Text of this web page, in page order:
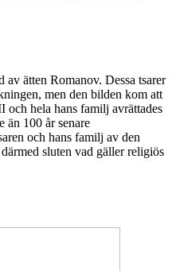
ätten Romanov. Dessa tsarer
men den bilden kom att
och hela hans familj avrättades
100 år senare
och hans familj av den
sluten vad gäller religiös